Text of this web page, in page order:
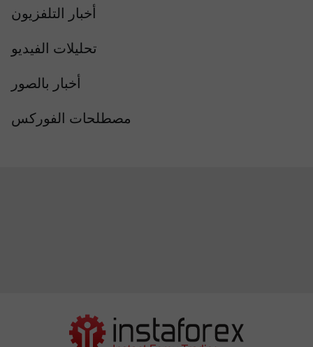
أخبار التلفزيون
تحليلات الفيديو
أخبار بالصور
مصطلحات الفوركس